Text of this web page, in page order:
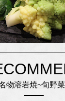
物溶岩焼~旬野